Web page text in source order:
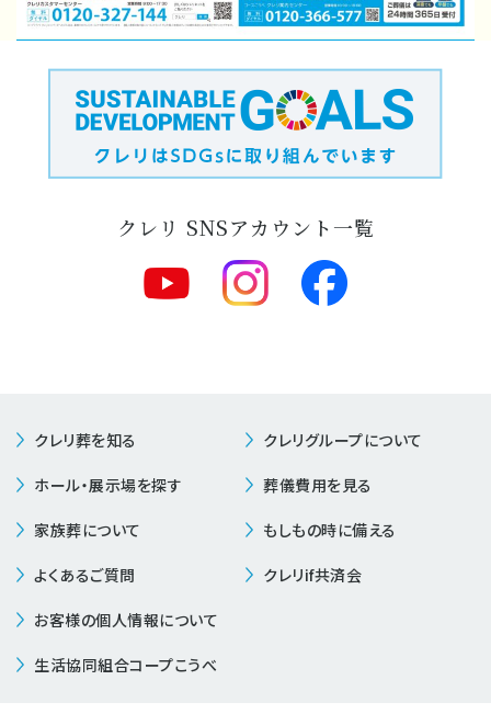
クレリ SNSアカウント一覧
クレリ葬を知る クレリグループについて
ホール・展示場を探す 葬儀費用を見る
家族葬について もしもの時に備える
よくあるご質問 クレリif共済会
お客様の個人情報について
生活協同組合コープこうべ